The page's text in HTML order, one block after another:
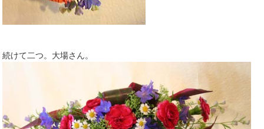
続けて二つ。大場さん。